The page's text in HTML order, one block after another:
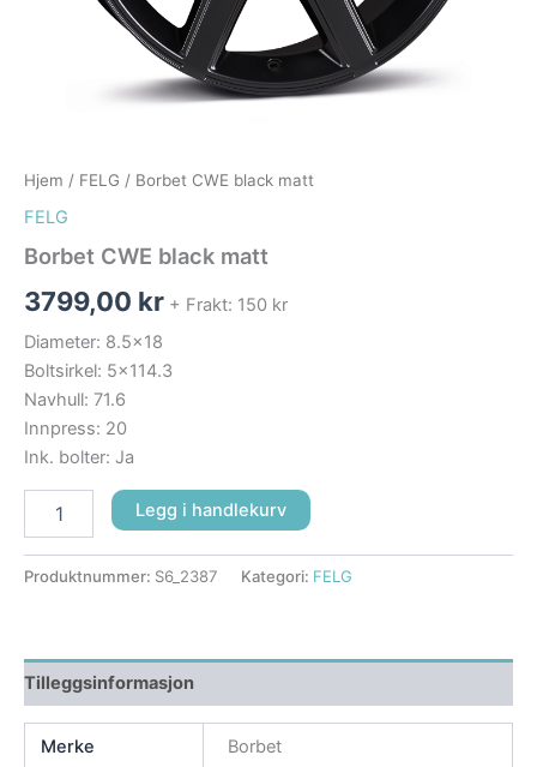
Hjem / FELG / Borbet CWE black matt
FELG
Borbet CWE black matt
3799,00 kr + Frakt: 150 kr
Diameter: 8.5×18
Boltsirkel: 5×114.3
Navhull: 71.6
Innpress: 20
Ink. bolter: Ja
Legg i handlekurv
Produktnummer: S6_2387 Kategori: FELG
Tilleggsinformasjon
Merke Borbet